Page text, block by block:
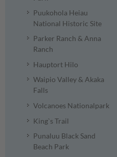
Puukohola Heiau
National Historic Site
Parker Ranch & Anna
Ranch
Hauptort Hilo
Waipio Valley & Akaka
Falls
Volcanoes Nationalpark
King`s Trail
Punaluu Black Sand
Beach Park